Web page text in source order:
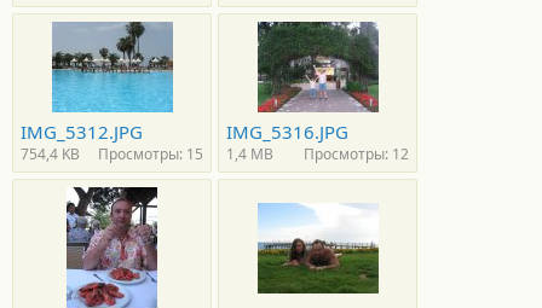
IMG_5312.JPG
754,4 KB Просмотры: 15
IMG_5316.JPG
1,4 MB Просмотры: 12